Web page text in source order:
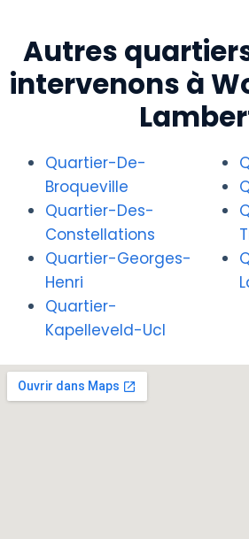
Autres
intervenons à
Quartier-De-
Broqueville
Quartier-Des-
Constellations
Quartier-Georges-
Henri
Quartier-
Kapelleveld-Ucl